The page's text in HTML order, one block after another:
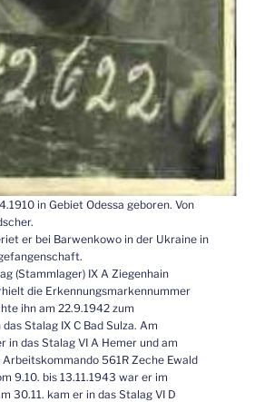
in Gebiet Odessa geboren. Von
er bei Barwenkowo in der Ukraine in
(Stammlager) IX A Ziegenhain
die Erkennungsmarkennummer
ihn am 22.9.1942 zum
Stalag IX C Bad Sulza. Am
in das Stalag VI A Hemer und am
561R Zeche Ewald
9.10. bis 13.11.1943 war er im
30.11. kam er in das Stalag VI D